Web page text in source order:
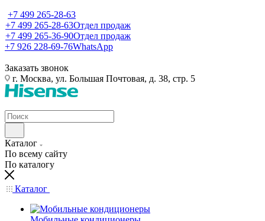
+7 499 265-28-63
+7 499 265-28-63Отдел продаж
+7 499 265-36-90Отдел продаж
+7 926 228-69-76WhatsApp
Заказать звонок
г. Москва, ул. Большая Почтовая, д. 38, стр. 5
Каталог
По всему сайту
По каталогу
Каталог